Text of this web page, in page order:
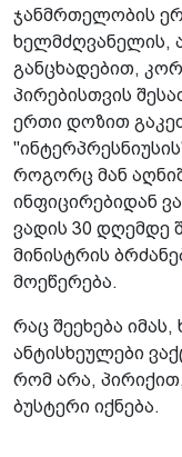
ჯანმრთელობის
ხელმძღვანელის,
განცხადებით,
პირებისთვის
ერთი დოზით
როგორც მან
ინფიცირებიდან
ვადის 30 დღემდე
მინისტრის
მოეწერება.
რაც შეეხება
ანტისხეულები
რომ არა,
ბუსტერი იქნება.